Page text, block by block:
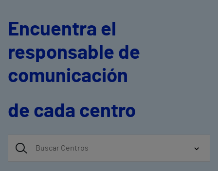
Encuentra el
responsable de
comunicación
de cada centro